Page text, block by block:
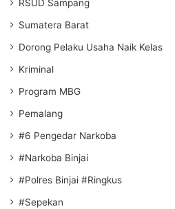
RSUD Sampang
Sumatera Barat
Dorong Pelaku Usaha Naik Kelas
Kriminal
Program MBG
Pemalang
#6 Pengedar Narkoba
#Narkoba Binjai
#Polres Binjai #Ringkus
#Sepekan